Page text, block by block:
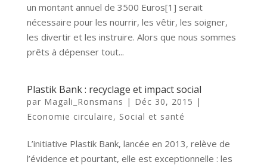
un montant annuel de 3500 Euros[1] serait
nécessaire pour les nourrir, les vêtir, les soigner,
les divertir et les instruire. Alors que nous sommes
prêts à dépenser tout...
Plastik Bank : recyclage et impact social
par Magali_Ronsmans | Déc 30, 2015 |
Economie circulaire, Social et santé
L’initiative Plastik Bank, lancée en 2013, relève de
l’évidence et pourtant, elle est exceptionnelle : les